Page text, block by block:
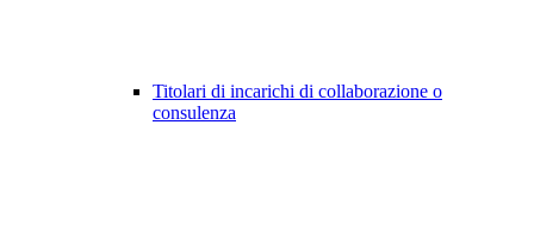
Titolari di incarichi di collaborazione o
consulenza